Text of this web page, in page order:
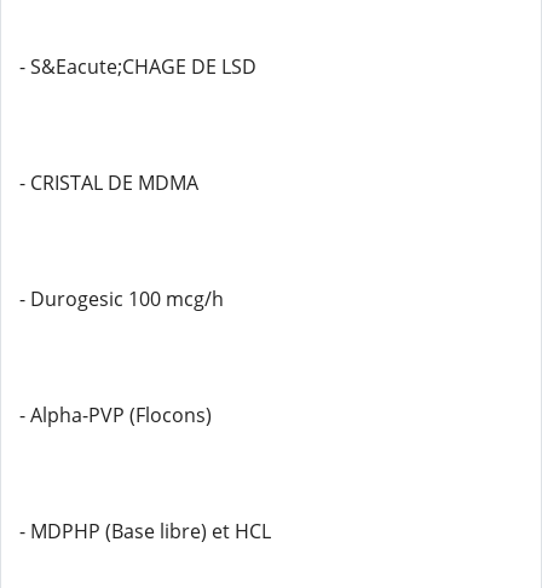
- S&Eacute;CHAGE DE LSD
- CRISTAL DE MDMA
- Durogesic 100 mcg/h
- Alpha-PVP (Flocons)
- MDPHP (Base libre) et HCL